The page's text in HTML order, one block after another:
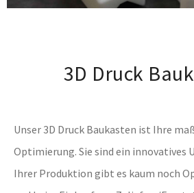
3D Druck
Unser 3D Druck Baukasten ist Ihre
Optimierung. Sie sind ein innovatives
Ihrer Produktion gibt es kaum noch